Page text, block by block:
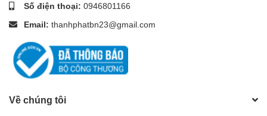
Số điện thoại: 0946801166
Email: thanhphatbn23@gmail.com
Về chúng tôi